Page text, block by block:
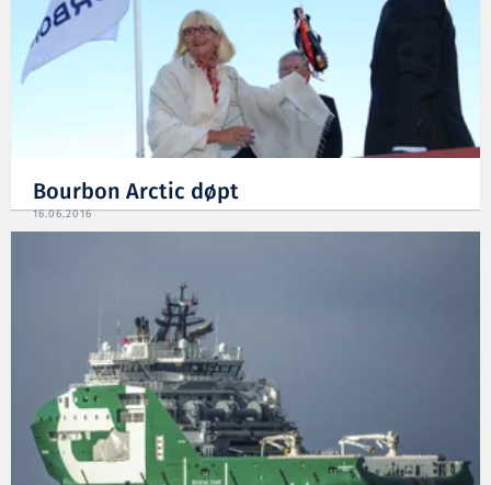
Bourbon Arctic døpt
16.06.2016